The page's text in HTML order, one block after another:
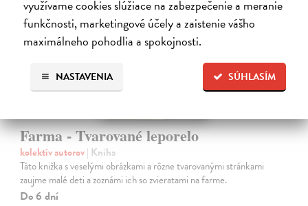
využívame cookies slúžiace na zabezpečenie a meranie
funkčnosti, marketingové účely a zaistenie vášho
maximálneho pohodlia a spokojnosti.
SÚHLASÍM
NASTAVENIA
Farma - Tvarované leporelo
kolektív autorov| Kniha
Táto knižka s veselými obrázkami a rôzne tvarovanými stránkami
zaujme malé deti a zoznámi ich so zvieratami na farme.
Do 6 dní